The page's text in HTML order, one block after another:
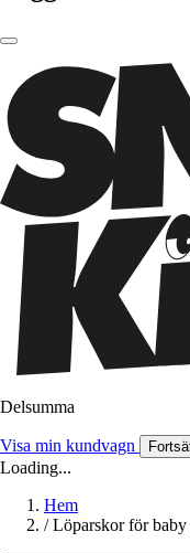
Delsumma
Visa min kundvagn
Loading...
Hem
/ Löparskor för